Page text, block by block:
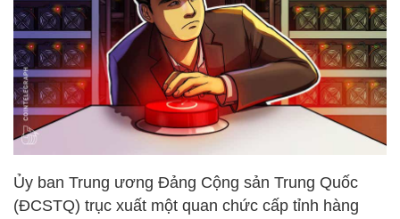
Ủy ban Trung ương Đảng Cộng sản Trung Quốc
(ĐCSTQ) trục xuất một quan chức cấp tỉnh hàng